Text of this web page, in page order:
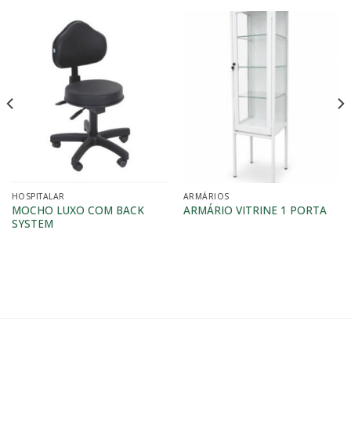
HOSPITALAR
MOCHO LUXO COM BACK
SYSTEM
ARMÁRIOS
ARMÁRIO VITRINE 1 PORTA